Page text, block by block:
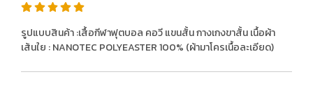
รูปแบบสินค้า :เสื้อกีฬาฟุตบอล คอวี แขนสั้น กางเกงขาสั้น เนื้อผ้า
เส้นใย : NANOTEC POLYEASTER 100% (ผ้ามาโครเนื้อละเอียด)